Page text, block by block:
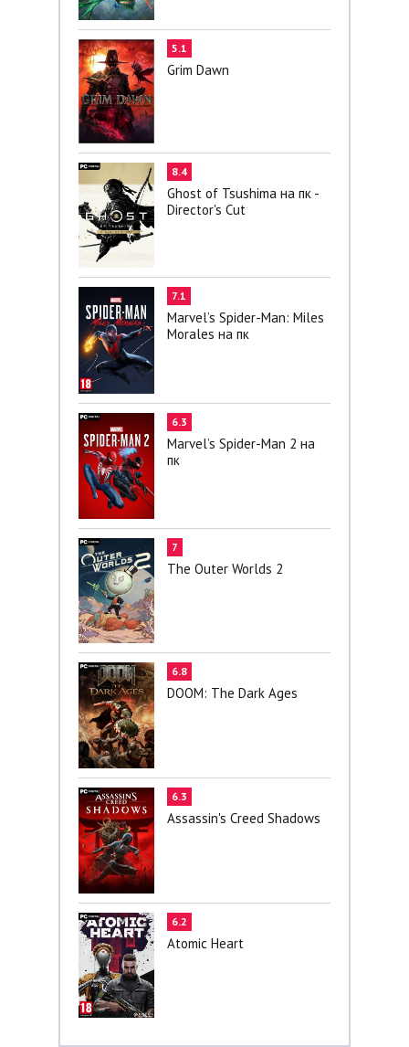
5.1
Grim Dawn
8.4
Ghost of Tsushima на пк -
Director's Cut
7.1
Marvel’s Spider-Man: Miles
Morales на пк
6.3
Marvel’s Spider-Man 2 на
пк
7
The Outer Worlds 2
6.8
DOOM: The Dark Ages
6.3
Assassin's Creed Shadows
6.2
Atomic Heart